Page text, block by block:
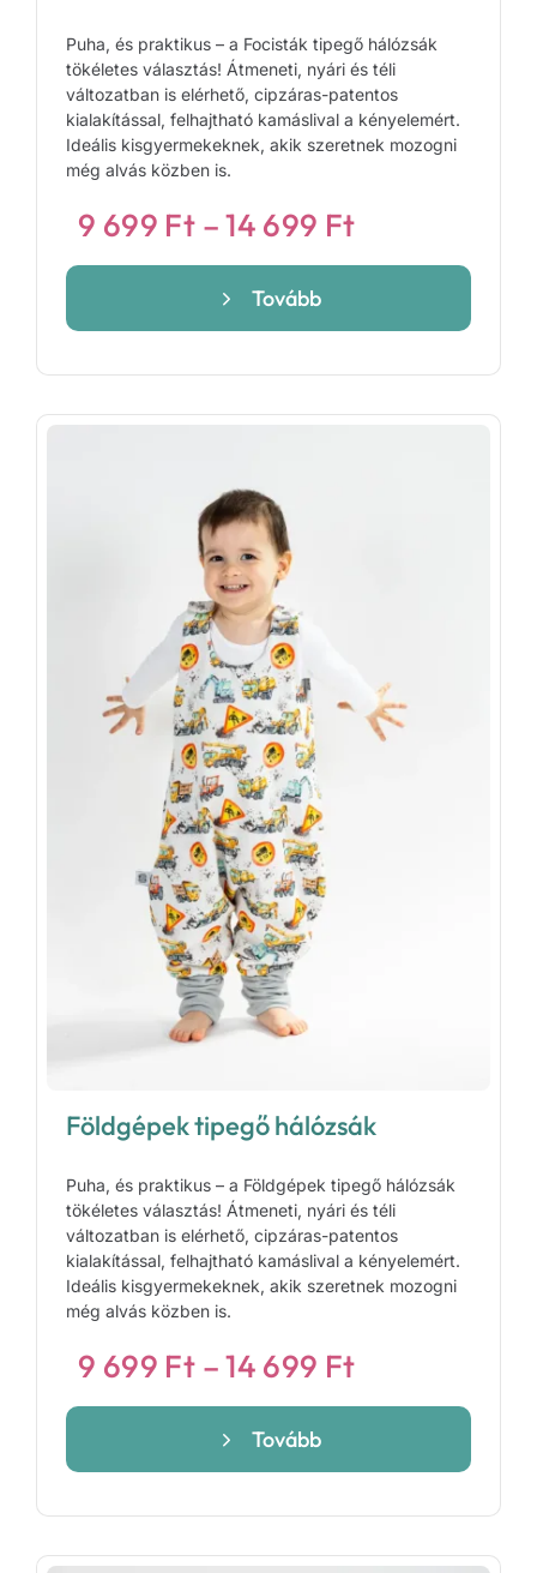
Puha, és praktikus – a Focisták tipegő hálózsák
tökéletes választás! Átmeneti, nyári és téli
változatban is elérhető, cipzáras-patentos
kialakítással, felhajtható kamáslival a kényelemért.
Ideális kisgyermekeknek, akik szeretnek mozogni
még alvás közben is.
9 699 Ft –14 699 Ft
9
-
14
699 Ft
Tovább
Földgépek tipegő hálózsák
Puha, és praktikus – a Földgépek tipegő hálózsák
tökéletes választás! Átmeneti, nyári és téli
változatban is elérhető, cipzáras-patentos
kialakítással, felhajtható kamáslival a kényelemért.
Ideális kisgyermekeknek, akik szeretnek mozogni
még alvás közben is.
9 699 Ft –14 699 Ft
9
-
14
699 Ft
Tovább